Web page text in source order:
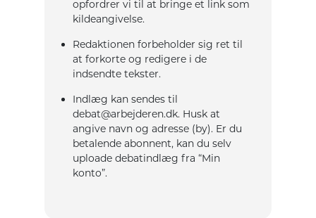
opfordrer vi til at bringe et link som
kildeangivelse.
Redaktionen forbeholder sig ret til
at forkorte og redigere i de
indsendte tekster.
Indlæg kan sendes til
debat@arbejderen.dk. Husk at
angive navn og adresse (by). Er du
betalende abonnent, kan du selv
uploade debatindlæg fra “Min
konto”.